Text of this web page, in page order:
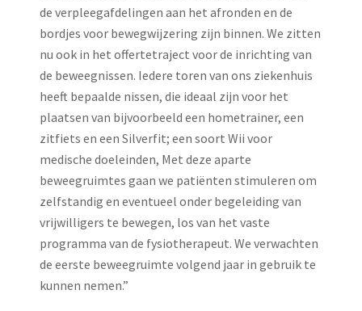
de verpleegafdelingen aan het afronden en de
bordjes voor bewegwijzering zijn binnen. We zitten
nu ook in het offertetraject voor de inrichting van
de beweegnissen. Iedere toren van ons ziekenhuis
heeft bepaalde nissen, die ideaal zijn voor het
plaatsen van bijvoorbeeld een hometrainer, een
zitfiets en een Silverfit; een soort Wii voor
medische doeleinden, Met deze aparte
beweegruimtes gaan we patiënten stimuleren om
zelfstandig en eventueel onder begeleiding van
vrijwilligers te bewegen, los van het vaste
programma van de fysiotherapeut. We verwachten
de eerste beweegruimte volgend jaar in gebruik te
kunnen nemen.”